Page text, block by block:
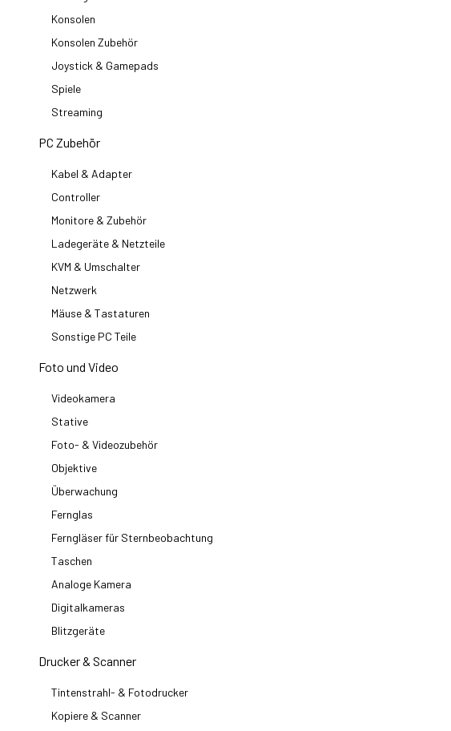
Konsolen
Konsolen Zubehör
Joystick & Gamepads
Spiele
Streaming
PC Zubehör
Kabel & Adapter
Controller
Monitore & Zubehör
Ladegeräte & Netzteile
KVM & Umschalter
Netzwerk
Mäuse & Tastaturen
Sonstige PC Teile
Foto und Video
Videokamera
Stative
Foto- & Videozubehör
Objektive
Überwachung
Fernglas
Ferngläser für Sternbeobachtung
Taschen
Analoge Kamera
Digitalkameras
Blitzgeräte
Drucker & Scanner
Tintenstrahl- & Fotodrucker
Kopiere & Scanner